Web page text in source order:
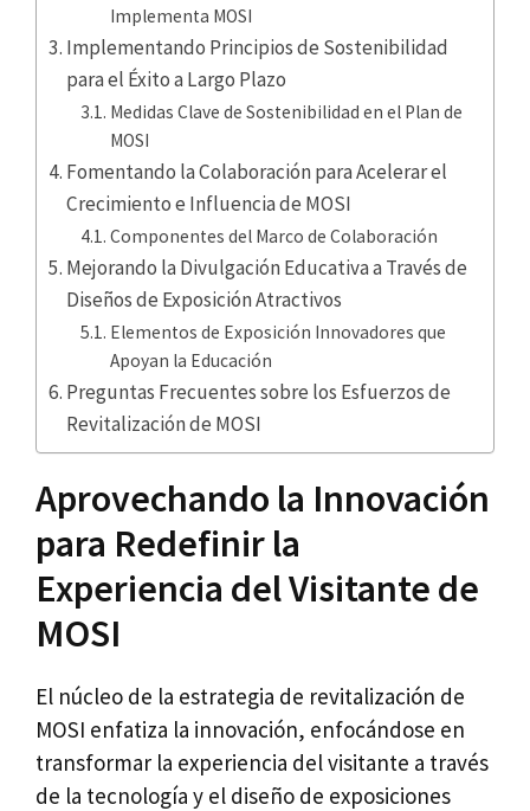
Implementa MOSI
Implementando Principios de Sostenibilidad
para el Éxito a Largo Plazo
Medidas Clave de Sostenibilidad en el Plan de
MOSI
Fomentando la Colaboración para Acelerar el
Crecimiento e Influencia de MOSI
Componentes del Marco de Colaboración
Mejorando la Divulgación Educativa a Través de
Diseños de Exposición Atractivos
Elementos de Exposición Innovadores que
Apoyan la Educación
Preguntas Frecuentes sobre los Esfuerzos de
Revitalización de MOSI
Aprovechando la Innovación
para Redefinir la
Experiencia del Visitante de
MOSI
El núcleo de la estrategia de revitalización de
MOSI enfatiza la innovación, enfocándose en
transformar la experiencia del visitante a través
de la tecnología y el diseño de exposiciones